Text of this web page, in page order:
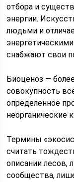
отбора и
энергии.
людьми и
снабжают свои
Биоценоз —
совокупность
определенное
Термины
считать
описании лесов,
сообщества,